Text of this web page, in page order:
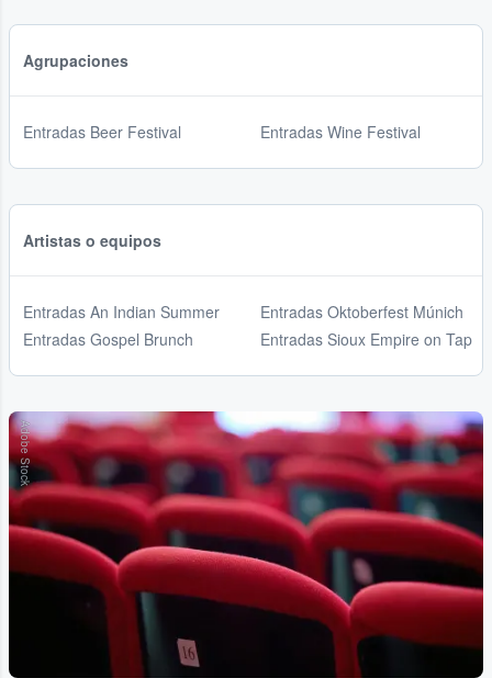
Agrupaciones
Entradas Beer Festival Entradas Wine Festival
Artistas o equipos
Entradas An Indian Summer
Entradas Gospel Brunch
Entradas Oktoberfest Múnich
Entradas Sioux Empire on Tap
Adobe Stock